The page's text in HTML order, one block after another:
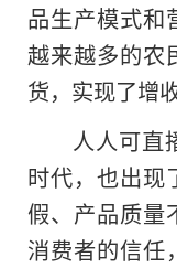
品生产模式和
越来越多的农
货，实现了增
人人可直
时代，也出现
假、产品质量
消费者的信任